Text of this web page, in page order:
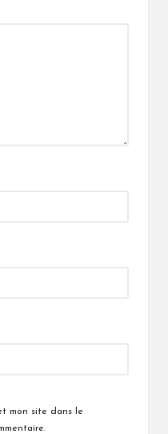
mon site dans le